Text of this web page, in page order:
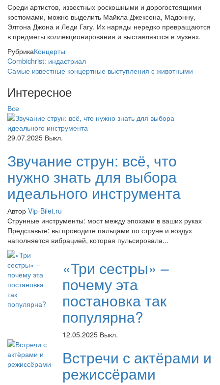
Среди артистов, известных роскошными и дорогостоящими
костюмами, можно выделить Майкла Джексона, Мадонну,
Элтона Джона и Леди Гагу. Их наряды нередко превращаются
в предметы коллекционирования и выставляются в музеях.
РубрикаКонцерты
Combichrist: индастриал
Самые известные концертные выступления с животными
Интересное
Все
29.07.2025 Выкл.
Звучание струн: всё, что
нужно знать для выбора
идеального инструмента
Автор Vip-Bilet.ru
Струнные инструменты: мост между эпохами в ваших руках
Представьте: вы проводите пальцами по струне и воздух
наполняется вибрацией, которая пульсировала...
«Три сестры» –
почему эта
постановка так
популярна?
12.05.2025 Выкл.
Встречи с актёрами и
режиссёрами